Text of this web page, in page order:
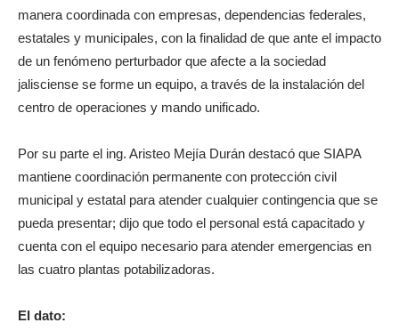
manera coordinada con empresas, dependencias federales,
estatales y municipales, con la finalidad de que ante el impacto
de un fenómeno perturbador que afecte a la sociedad
jalisciense se forme un equipo, a través de la instalación del
centro de operaciones y mando unificado.
Por su parte el ing. Aristeo Mejía Durán destacó que SIAPA
mantiene coordinación permanente con protección civil
municipal y estatal para atender cualquier contingencia que se
pueda presentar; dijo que todo el personal está capacitado y
cuenta con el equipo necesario para atender emergencias en
las cuatro plantas potabilizadoras.
El dato: